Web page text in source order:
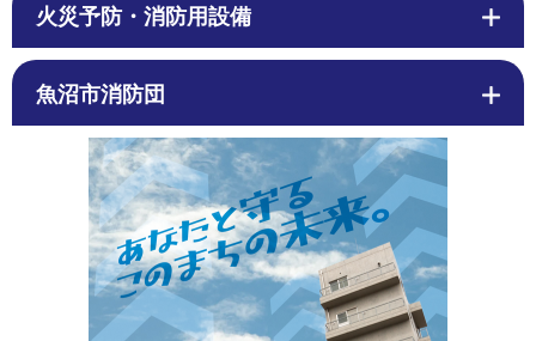
火災予防・消防用設備
魚沼市消防団